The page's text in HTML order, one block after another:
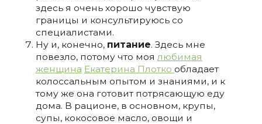
здесь я очень хорошо чувствую
границы и консультируюсь со
специалистами.
Ну и, конечно, питание. Здесь мне
повезло, потому что моялюбимая
женщина Екатерина Плотко обладает
колоссальным опытом и знаниями, и к
тому же она готовит потрясающую еду
дома. В рационе, в основном, крупы,
супы, кокосовое масло, овощи и